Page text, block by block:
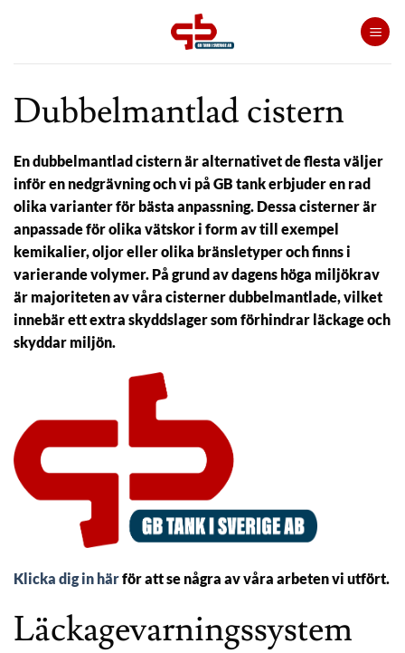
Dubbelmantlad cistern
En dubbelmantlad cistern är alternativet de flesta väljer
inför en nedgrävning och vi på GB tank erbjuder en rad
olika varianter för bästa anpassning. Dessa cisterner är
anpassade för olika vätskor i form av till exempel
kemikalier, oljor eller olika bränsletyper och finns i
varierande volymer. På grund av dagens höga miljökrav
är majoriteten av våra cisterner dubbelmantlade, vilket
innebär ett extra skyddslager som förhindrar läckage och
skyddar miljön.
Klicka dig in härför att se några av våra arbeten vi utfört.
Läckagevarningssystem